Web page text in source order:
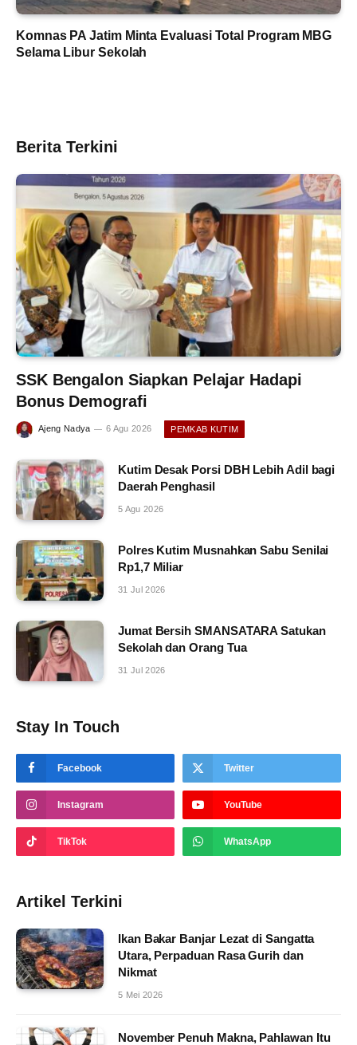
Komnas PA Jatim Minta Evaluasi Total Program MBG
Selama Libur Sekolah
Berita Terkini
SSK Bengalon Siapkan Pelajar Hadapi
Bonus Demografi
Ajeng Nadya 6 Agu 2026 PEMKAB KUTIM
Kutim Desak Porsi DBH Lebih Adil bagi
Daerah Penghasil
5 Agu 2026
Polres Kutim Musnahkan Sabu Senilai
Rp1,7 Miliar
31 Jul 2026
Jumat Bersih SMANSATARA Satukan
Sekolah dan Orang Tua
31 Jul 2026
Stay In Touch
Facebook Twitter
Instagram YouTube
TikTok WhatsApp
Artikel Terkini
Ikan Bakar Banjar Lezat di Sangatta
Utara, Perpaduan Rasa Gurih dan
Nikmat
5 Mei 2026
November Penuh Makna, Pahlawan Itu